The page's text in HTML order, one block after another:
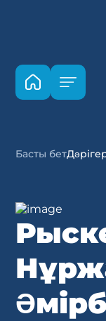
Басты бет